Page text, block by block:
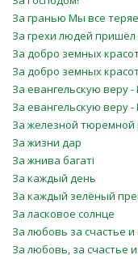
За гранью Мы все
За грехи людей пришёл
За добро земных
За добро земных
За евангельскую веру -
За евангельскую веру
За железной
За жизни дар
За жнива багаті
За каждый день
За каждый зелёный
За ласковое солнце
За любовь за счастье и
За любовь, за счастье